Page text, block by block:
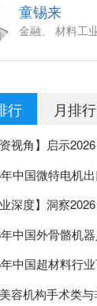
童锡来
金融、 材料工
行 月排行
视角】启示2026：中国折
中国微特电机
深度】洞察2026：中国
中国外骨骼机器人 应
中国超材料行业下游
机构手术类与非手术